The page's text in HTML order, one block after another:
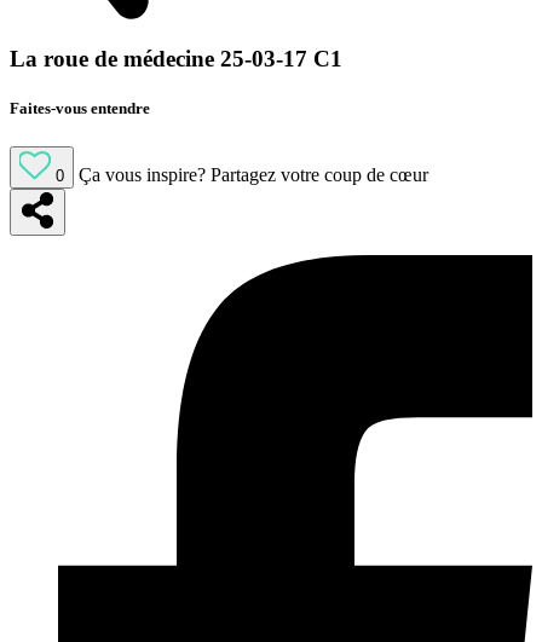
La roue de médecine 25-03-17 C1
Faites-vous entendre
0 Ça vous inspire? Partagez votre coup de cœur